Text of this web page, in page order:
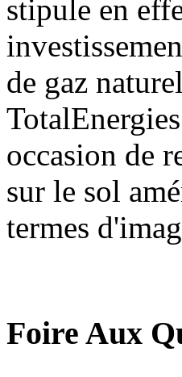
stipule en
de gaz
occasion de
sur le sol
termes
Foire Aux